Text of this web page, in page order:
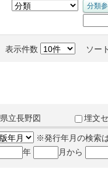
表示件数 ソー
県立長野図 埋文
※発行年月の検索
年
月から